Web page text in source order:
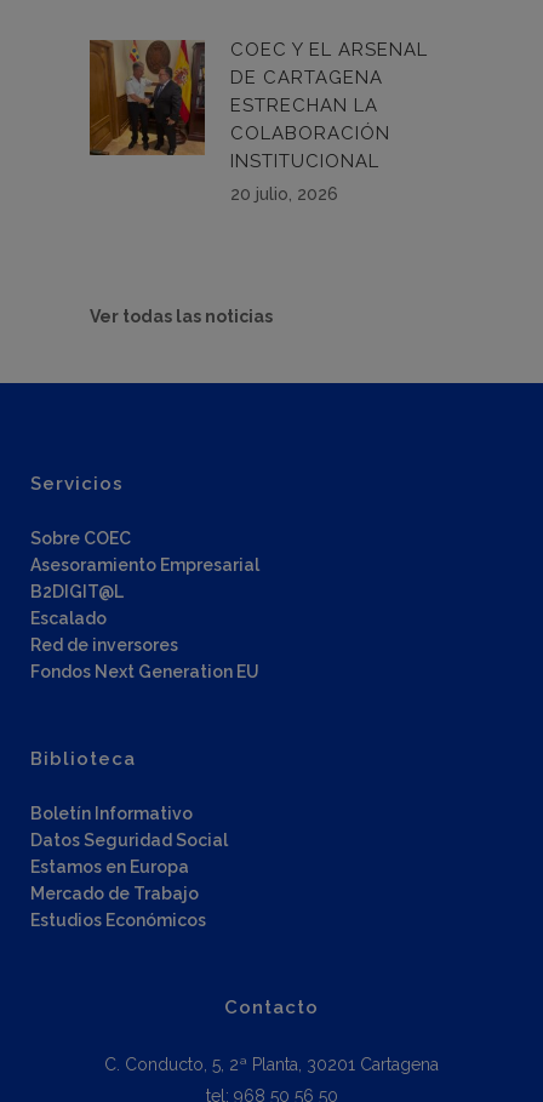
COEC Y EL ARSENAL
DE CARTAGENA
ESTRECHAN LA
COLABORACIÓN
INSTITUCIONAL
20 julio, 2026
Ver todas las noticias
Servicios
Sobre COEC
Asesoramiento Empresarial
B2DIGIT@L
Escalado
Red de inversores
Fondos Next Generation EU
Biblioteca
Boletín Informativo
Datos Seguridad Social
Estamos en Europa
Mercado de Trabajo
Estudios Económicos
Contacto
C. Conducto, 5, 2ª Planta, 30201 Cartagena
tel: 968 50 56 50